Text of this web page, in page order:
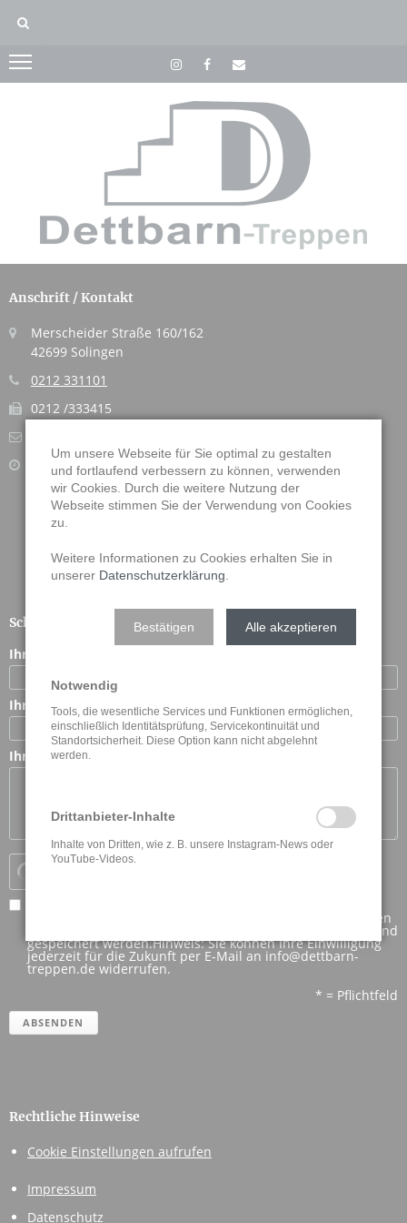
Anschrift / Kontakt
Merscheider Straße 160/162
42699 Solingen
0212 331101
0212 /333415
Montag - Freitag:
7:30 - 12:30 Uhr, 13.30 bis 16:30 Uhr
Samstag:
Nach Vereinbarung.
Schnellkontakt
Ihr Name
Ihre E-Mail Adresse*
Ihre Nachricht
genommen. Ich stimme zu, dass meine Angaben und Daten
zur Beantwortung meiner Anfrage elektronisch erhoben und
gespeichert werden.Hinweis: Sie können Ihre Einwilligung
jederzeit für die Zukunft per E-Mail an info@dettbarn-
treppen.de widerrufen.
* = Pflichtfeld
ABSENDEN
Rechtliche Hinweise
Cookie Einstellungen aufrufen
Impressum
Datenschutz
Um unsere Webseite für Sie optimal zu gestalten
und fortlaufend verbessern zu können, verwenden
wir Cookies. Durch die weitere Nutzung der
Webseite stimmen Sie der Verwendung von Cookies
zu.
Weitere Informationen zu Cookies erhalten Sie in
unserer Datenschutzerklärung
Bestätigen Alle akzeptieren
Notwendig
Tools, die wesentliche Services und Funktionen ermöglichen,
einschließlich Identitätsprüfung, Servicekontinuität und
Standortsicherheit. Diese Option kann nicht abgelehnt
werden.
Drittanbieter-Inhalte
Inhalte von Dritten, wie z. B. unsere Instagram-News oder
YouTube-Videos.